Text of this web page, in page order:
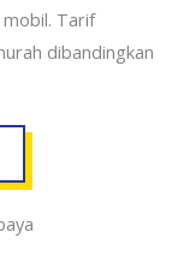
Tarif
dibandingkan